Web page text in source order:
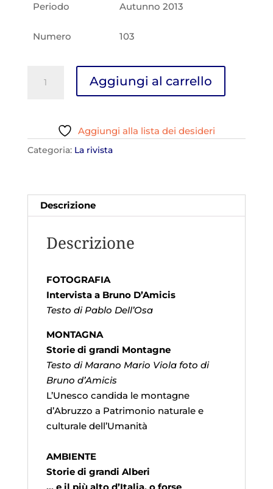
Periodo Autunno 2013
Numero 103
N.103
Aggiungi al carrello
Aggiungi alla lista dei desideri
Categoria: La rivista
Descrizione
Descrizione
FOTOGRAFIA
Intervista a Bruno D’Amicis
Testo di Pablo Dell’Osa
MONTAGNA
Storie di grandi Montagne
Testo di Marano Mario Viola foto di
Bruno d’Amicis
L’Unesco candida le montagne
d’Abruzzo a Patrimonio naturale e
culturale dell’Umanità
AMBIENTE
Storie di grandi Alberi